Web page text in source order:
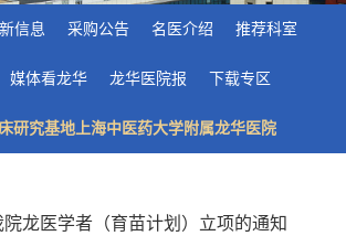
信息 采购公告 名医介绍 推荐科室
媒体看龙华 龙华医院报 下载专区
研究基地上海中医药大学附属龙华医院
院龙医学者（育苗计划）立项的通知